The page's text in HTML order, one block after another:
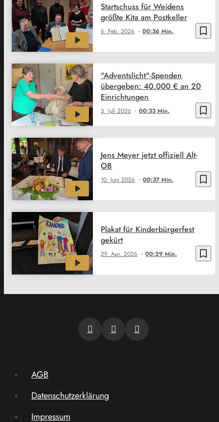
bookmark_border
6. Feb. 2026 00:36 Min.
Startschuss für Weidens
größte Kita am Postkeller
bookmark_border
3. Juli 2026 00:33 Min.
"Adventslicht"-Spenden
übergeben: 40.000 € an 20
Einrichtungen
bookmark_border
10. Juni 2026 00:37 Min.
Jens Meyer jetzt offiziell Alt-
OB
bookmark_border
29. Apr. 2026 00:29 Min.
Plakat für Kinderbürgerfest
gekürt
AGB
Datenschutzerklärung
Impressum